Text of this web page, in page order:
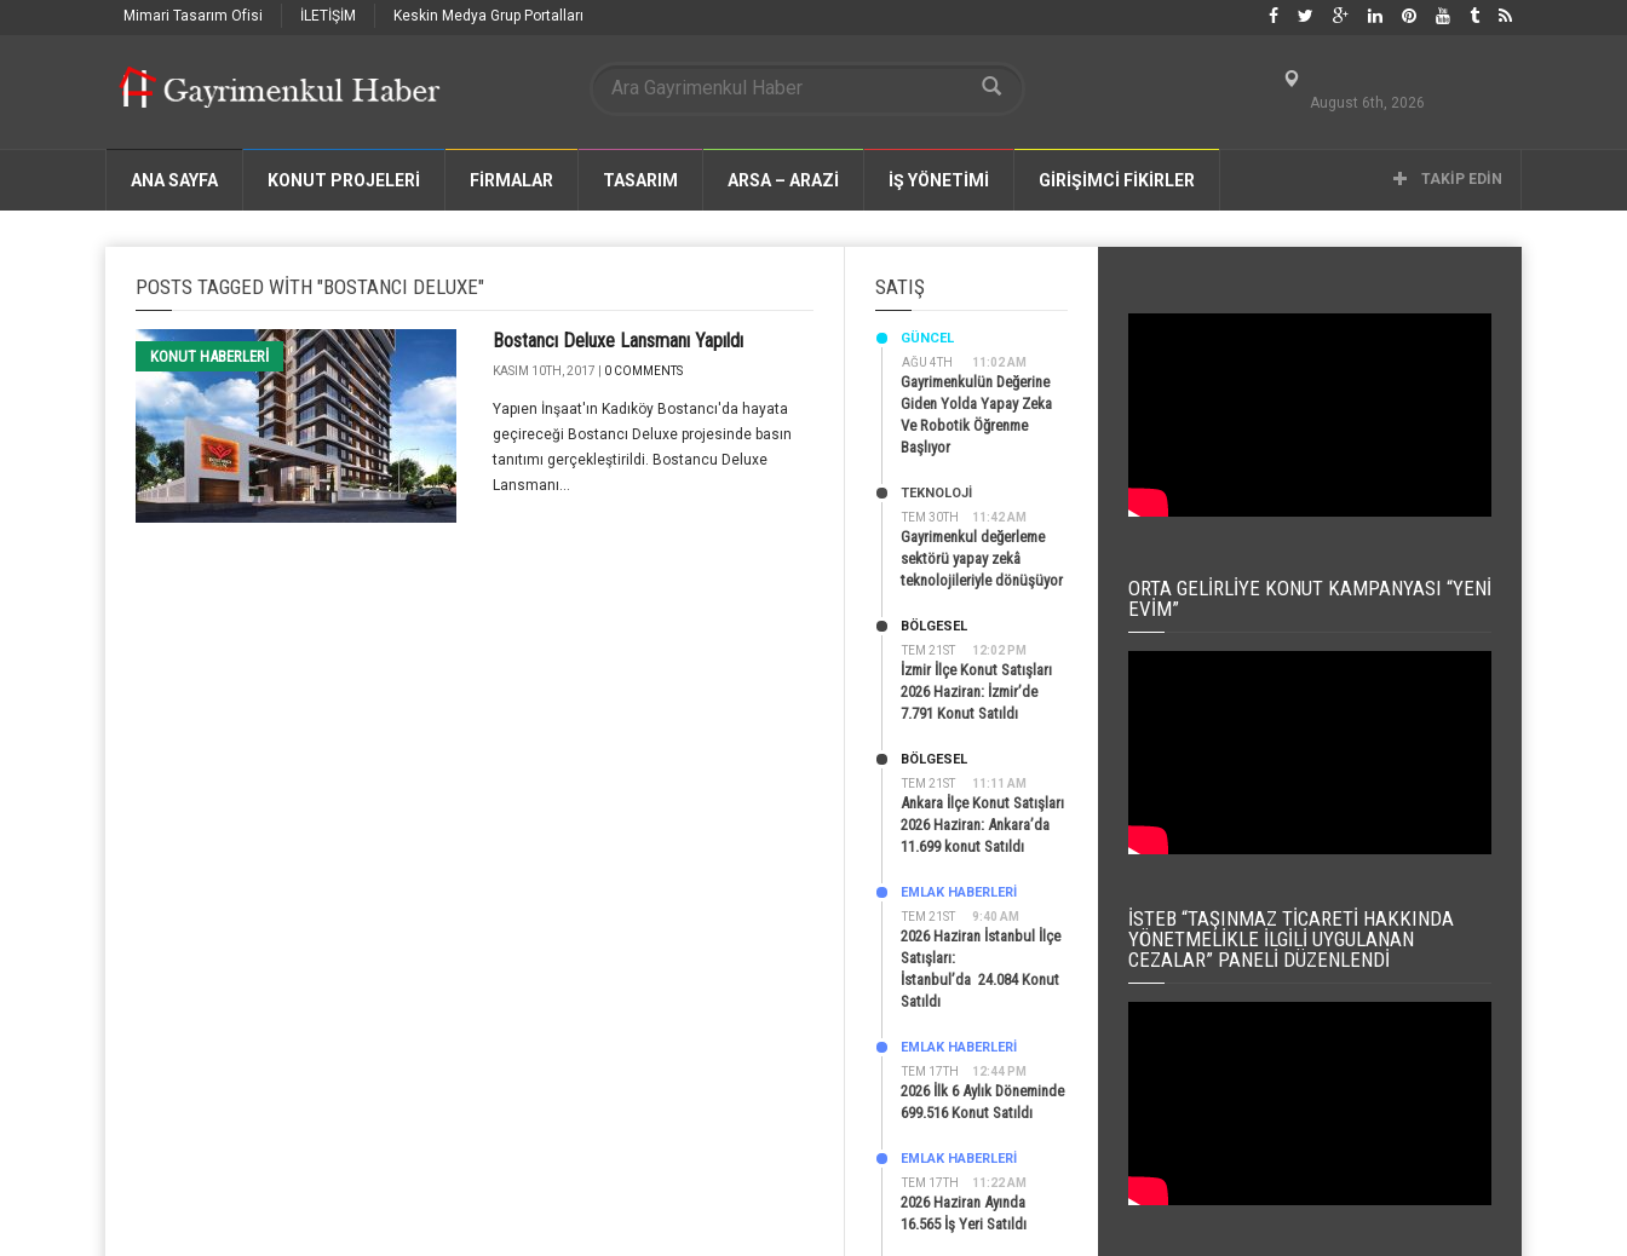
Mimari Tasarım Ofisi İLETİŞİM Keskin Medya Grup Portalları
August 6th, 2026
ANA SAYFA KONUT PROJELERİ FIRMALAR TASARIM ARSA – ARAZİ İŞ YÖNETİMİ GİRİŞİMCİ FİKİRLER TAKIP EDIN
POSTS TAGGED WITH "BOSTANCI DELUXE"
KONUT HABERLERI
Bostancı Deluxe Lansmanı Yapıldı
KASIM 10TH, 2017 | 0 COMMENTS
Yapıen İnşaat'ın Kadıköy Bostancı'da hayata
geçireceği Bostancı Deluxe projesinde basın
tanıtımı gerçekleştirildi. Bostancu Deluxe
Lansmanı...
SATIŞ
AĞU 4TH 11:02 AM
GÜNCEL
Gayrimenkulün Değerine
Giden Yolda Yapay Zeka
Ve Robotik Öğrenme
Başlıyor
TEM 30TH 11:42 AM
TEKNOLOJİ
Gayrimenkul değerleme
sektörü yapay zekâ
teknolojileriyle dönüşüyor
TEM 21ST 12:02 PM
BÖLGESEL
İzmir İlçe Konut Satışları
2026 Haziran: İzmir’de
7.791 Konut Satıldı
TEM 21ST 11:11 AM
BÖLGESEL
Ankara İlçe Konut Satışları
2026 Haziran: Ankara’da
11.699 konut Satıldı
TEM 21ST 9:40 AM
EMLAK HABERLERI
2026 Haziran İstanbul İlçe
Satışları:
İstanbul’da 24.084 Konut
Satıldı
TEM 17TH 12:44 PM
EMLAK HABERLERI
2026 İlk 6 Aylık Döneminde
699.516 Konut Satıldı
TEM 17TH 11:22 AM
EMLAK HABERLERI
2026 Haziran Ayında
16.565 İş Yeri Satıldı
ORTA GELIRLIYE KONUT KAMPANYASI “YENI
EVIM”
İSTEB “TAŞINMAZ TICARETI HAKKINDA
YÖNETMELIKLE İLGILI UYGULANAN
CEZALAR” PANELI DÜZENLENDI